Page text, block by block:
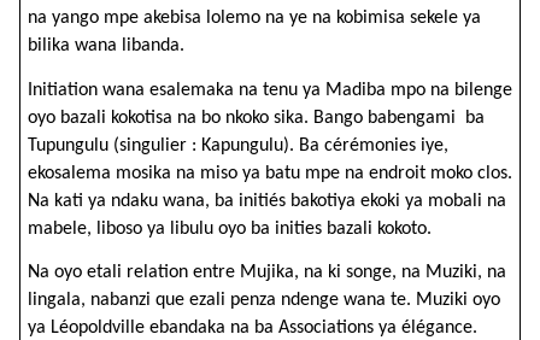
na yango mpe akebisa lolemo na ye na kobimisa sekele ya
bilika wana libanda.
Initiation wana esalemaka na tenu ya Madiba mpo na bilenge
oyo bazali kokotisa na bo nkoko sika. Bango babengami ba
Tupungulu (singulier : Kapungulu). Ba cérémonies iye,
ekosalema mosika na miso ya batu mpe na endroit moko clos.
Na kati ya ndaku wana, ba initiés bakotiya ekoki ya mobali na
mabele, liboso ya libulu oyo ba inities bazali kokoto.
Na oyo etali relation entre Mujika, na ki songe, na Muziki, na
lingala, nabanzi que ezali penza ndenge wana te. Muziki oyo
ya Léopoldville ebandaka na ba Associations ya élégance.